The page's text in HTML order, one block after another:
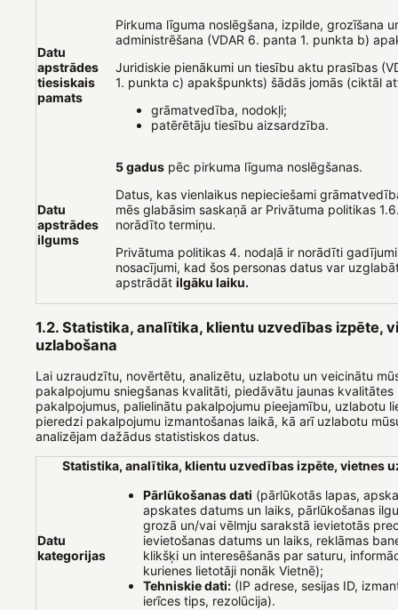
Datu
apstrādes
tiesiskais
pamats
Pirkuma līguma noslēgšana, izpilde, grozīšana
administrēšana (VDAR 6. panta 1. punkta b)
Juridiskie pienākumi un tiesību aktu prasības
1. punkta c) apakšpunkts) šādās jomās (ciktāl
grāmatvedība, nodokļi;
patērētāju tiesību aizsardzība.
Datu
apstrādes
ilgums
5 gadus pēc pirkuma līguma noslēgšanas.
Datus, kas vienlaikus nepieciešami
mēs glabāsim saskaņā ar Privātuma politikas
norādīto termiņu.
Privātuma politikas 4. nodaļā ir norādīti
nosacījumi, kad šos personas datus var
apstrādāt ilgāku laiku.
1.2. Statistika, analītika, klientu uzvedības izpēte,
uzlabošana
Lai uzraudzītu, novērtētu, analizētu, uzlabotu un veicinātu
pakalpojumu sniegšanas kvalitāti, piedāvātu jaunas kvalitātes
pakalpojumus, palielinātu pakalpojumu pieejamību, uzlabotu
pieredzi pakalpojumu izmantošanas laikā, kā arī uzlabotu
analizējam dažādus statistiskos datus.
Statistika, analītika, klientu uzvedības izpēte, vietnes
Datu
kategorijas
Pārlūkošanas dati (pārlūkotās lapas,
apskates datums un laiks, pārlūkošanas
grozā un/vai vēlmju sarakstā ievietotās
ievietošanas datums un laiks, reklāmas
klikšķi un interesēšanās par saturu,
kurienes lietotāji nonāk Vietnē);
Tehniskie dati: (IP adrese, sesijas ID,
ierīces tips, rezolūcija).